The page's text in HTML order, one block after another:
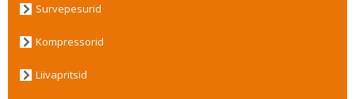
Survepesurid
Kompressorid
Liivapritsid